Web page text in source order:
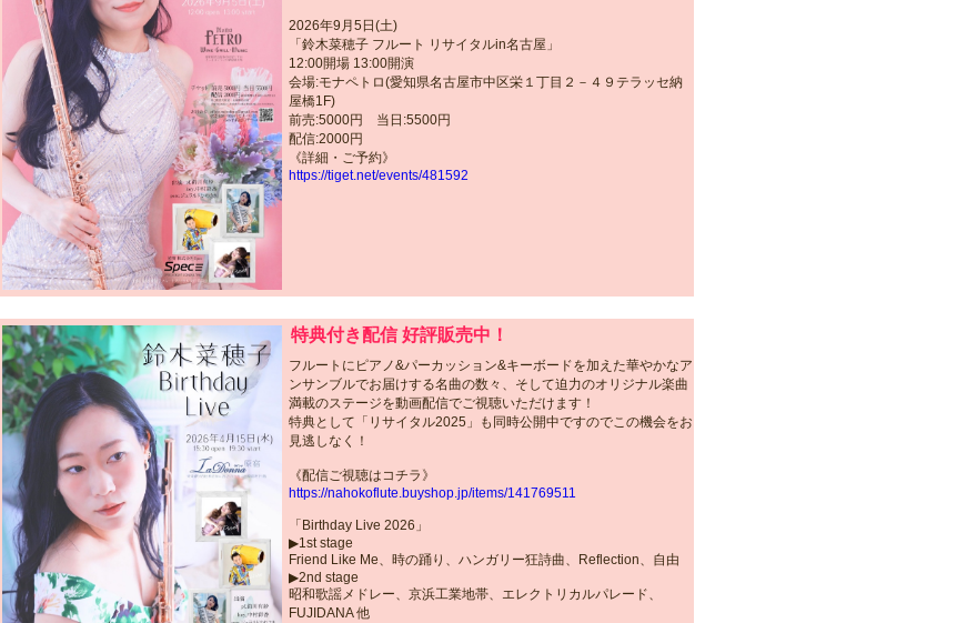
2026年9月5日(土)
「鈴木菜穂子 フルート リサイタルin名古屋」
12:00開場 13:00開演
会場:モナペトロ(愛知県名古屋市中区栄１丁目２－４９テラッセ納
屋橋1F)
前売:5000円 当日:5500円
配信:2000円
《詳細・ご予約》
https://tiget.net/events/481592
特典付き配信 好評販売中！
フルートにピアノ&パーカッション&キーボードを加えた華やかなア
ンサンブルでお届けする名曲の数々、そして迫力のオリジナル楽曲
満載のステージを動画配信でご視聴いただけます！
特典として「リサイタル2025」も同時公開中ですのでこの機会をお
見逃しなく！
《配信ご視聴はコチラ》
https://nahokoflute.buyshop.jp/items/141769511
「Birthday Live 2026」
▶︎1st stage
Friend Like Me、時の踊り、ハンガリー狂詩曲、Reflection、自由
▶︎2nd stage
昭和歌謡メドレー、京浜工業地帯、エレクトリカルパレード、
FUJIDANA 他